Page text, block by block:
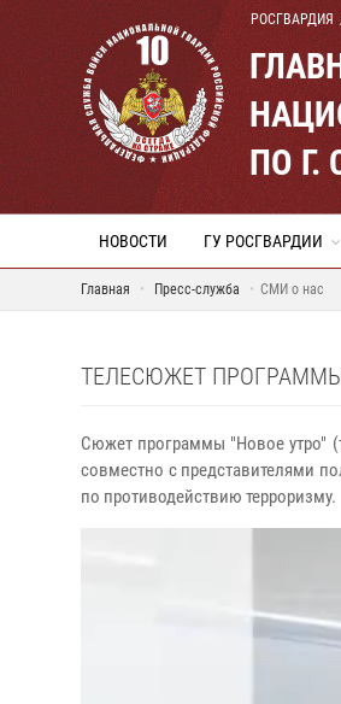
РОСГВАРДИЯ
ПО Г.
НОВОСТИ ГУ РОСГВАРДИИ
Главная Пресс-служба СМИ о нас
ТЕЛЕСЮЖЕТ ПРОГРАММЫ
Сюжет программы "Новое утро"
совместно с представителями
по противодействию терроризму.